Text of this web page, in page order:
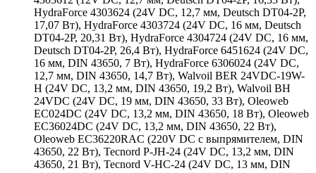
HydraForce 4303624 (24V DC, 12,7 мм, Deutsch DT04-2P,
17,07 Вт), HydraForce 4303724 (24V DC, 16 мм, Deutsch
DT04-2P, 20,31 Вт), HydraForce 4304724 (24V DC, 16 мм,
Deutsch DT04-2P, 26,4 Вт), HydraForce 6451624 (24V DC,
16 мм, DIN 43650, 7 Вт), HydraForce 6306024 (24V DC,
12,7 мм, DIN 43650, 14,7 Вт), Walvoil BER 24VDC-19W-
H (24V DC, 13,2 мм, DIN 43650, 19,2 Вт), Walvoil BH
24VDC (24V DC, 19 мм, DIN 43650, 33 Вт), Oleoweb
EC024DC (24V DC, 13,2 мм, DIN 43650, 18 Вт), Oleoweb
EC36024DC (24V DC, 13,2 мм, DIN 43650, 22 Вт),
Oleoweb EC36220RAC (220V DC с выпрямителем, DIN
43650, 22 Вт), Tecnord P-JH-24 (24V DC, 13,2 мм, DIN
43650, 21 Вт), Tecnord V-HC-24 (24V DC, 13 мм, DIN